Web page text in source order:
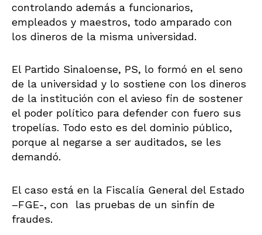
controlando además a funcionarios,
empleados y maestros, todo amparado con
los dineros de la misma universidad.
El Partido Sinaloense, PS, lo formó en el seno
de la universidad y lo sostiene con los dineros
de la institución con el avieso fin de sostener
el poder político para defender con fuero sus
tropelías. Todo esto es del dominio público,
porque al negarse a ser auditados, se les
demandó.
El caso está en la Fiscalía General del Estado
–FGE-, con las pruebas de un sinfín de
fraudes.